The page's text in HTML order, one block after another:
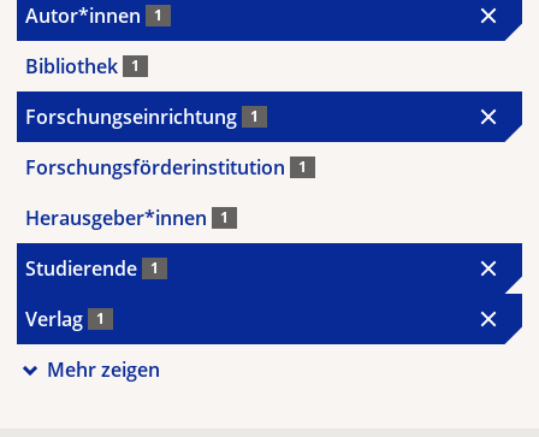
Autor*innen 1
Bibliothek 1
Forschungseinrichtung 1
Forschungsförderinstitution 1
Herausgeber*innen 1
Studierende 1
Verlag 1
Mehr zeigen